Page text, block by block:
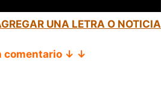
UNA LETRA O NOTICIA
comentario ↓ ↓